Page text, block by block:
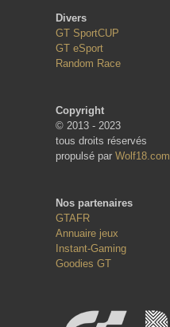
Divers
GT SportCUP
GT eSport
Random Race
Copyright
© 2013 - 2023
tous droits réservés
propulsé par Wolf18.com
Nos partenaires
GTAFR
Annuaire jeux
Instant-Gaming
Goodies GT